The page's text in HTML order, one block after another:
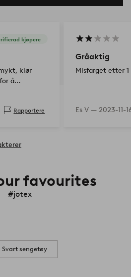
kjøpere
klør
å
størrelse
det. De to
Rapportere
Gråaktig
Misfarget etter 1
Es V — 2023-11-
favourites
#jotex
Svart sengetøy